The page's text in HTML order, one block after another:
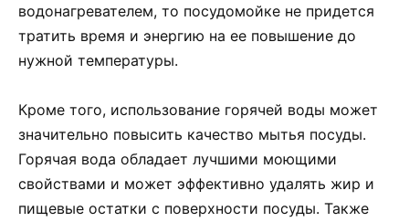
водонагревателем, то посудомойке не придется
тратить время и энергию на ее повышение до
нужной температуры.
Кроме того, использование горячей воды может
значительно повысить качество мытья посуды.
Горячая вода обладает лучшими моющими
свойствами и может эффективно удалять жир и
пищевые остатки с поверхности посуды. Также